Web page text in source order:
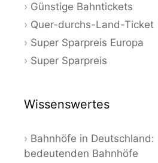
Günstige Bahntickets
Quer-durchs-Land-Ticket
Super Sparpreis Europa
Super Sparpreis
Wissenswertes
Bahnhöfe in Deutschland:
bedeutenden Bahnhöfe